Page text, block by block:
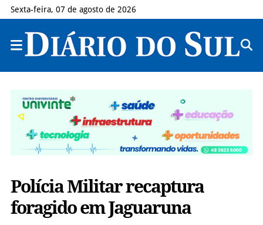
Sexta-feira, 07 de agosto de 2026
Polícia Militar recaptura
foragido em Jaguaruna